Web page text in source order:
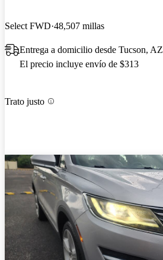
Select FWD 48,507 millas
Entrega a domicilio desde Tucson, AZ
El precio incluye envío de $313
Trato justo